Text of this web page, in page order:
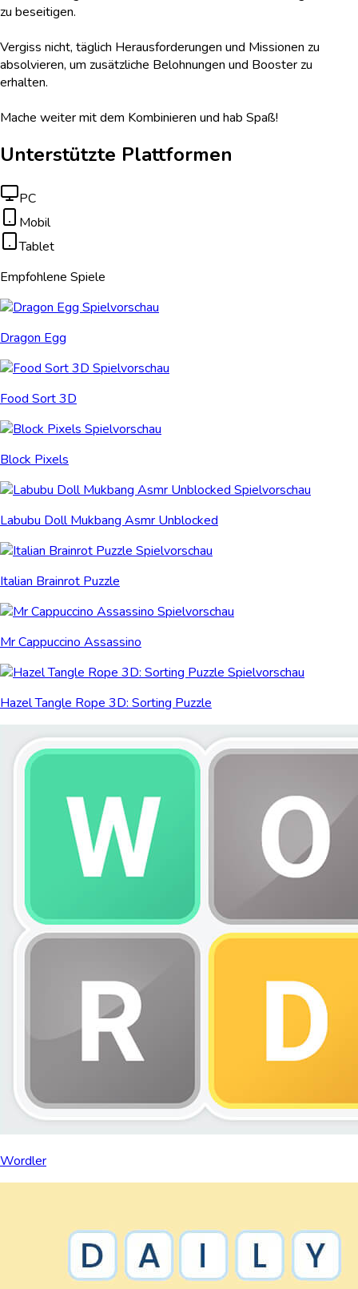
zu beseitigen.
Vergiss nicht, täglich Herausforderungen und Missionen zu
absolvieren, um zusätzliche Belohnungen und Booster zu
erhalten.
Mache weiter mit dem Kombinieren und hab Spaß!
Unterstützte Plattformen
PC
Mobil
Tablet
Empfohlene Spiele
Dragon Egg
Food Sort 3D
Block Pixels
Labubu Doll Mukbang Asmr Unblocked
Italian Brainrot Puzzle
Mr Cappuccino Assassino
Hazel Tangle Rope 3D: Sorting Puzzle
Wordler